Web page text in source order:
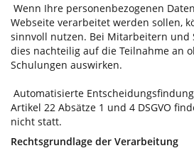
Wenn Ihre personenbezogenen
Webseite verarbeitet werden sollen,
sinnvoll nutzen. Bei Mitarbeitern und
dies nachteilig auf die Teilnahme an
Schulungen auswirken.
Automatisierte
Artikel 22 Absätze 1 und 4 DSGVO
nicht statt.
Rechtsgrundlage der Verarbeitung